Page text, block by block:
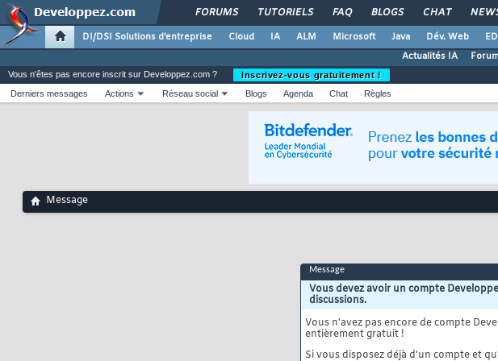
FORUMS TUTORIELS FAQ BLOGS CHAT
DI/DSI Solutions d'entreprise Cloud IA ALM Microsoft Java Dév. Web
Actualités IA
Vous n'êtes pas encore inscrit sur Developpez.com ?
Inscrivez-vous gratuitement !
Derniers messages
Actions Réseau social Blogs Agenda Chat Règles
Message
Message
Vous devez avoir un compte
discussions.
Vous n'avez pas encore de compte
entièrement gratuit !
Si vous disposez déjà d'un compte et